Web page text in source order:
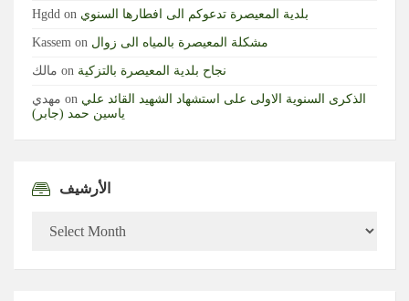
Hgdd on بلدية المعيصرة تدعوكم الى افطارها السنوي
Kassem on مشكلة المعيصرة بالمياه الى زوال
مالك on نجاح بلدية المعيصرة بالتزكية
مهدي on الذكرى السنوية الاولى على استشهاد الشهيد القائد علي
ياسين حمد (جابر)
الأرشيف